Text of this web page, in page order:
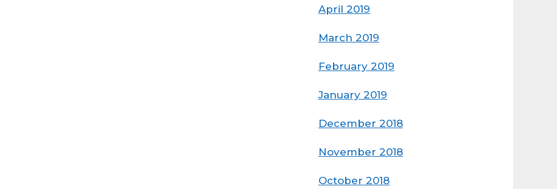
April 2019
March 2019
February 2019
January 2019
December 2018
November 2018
October 2018